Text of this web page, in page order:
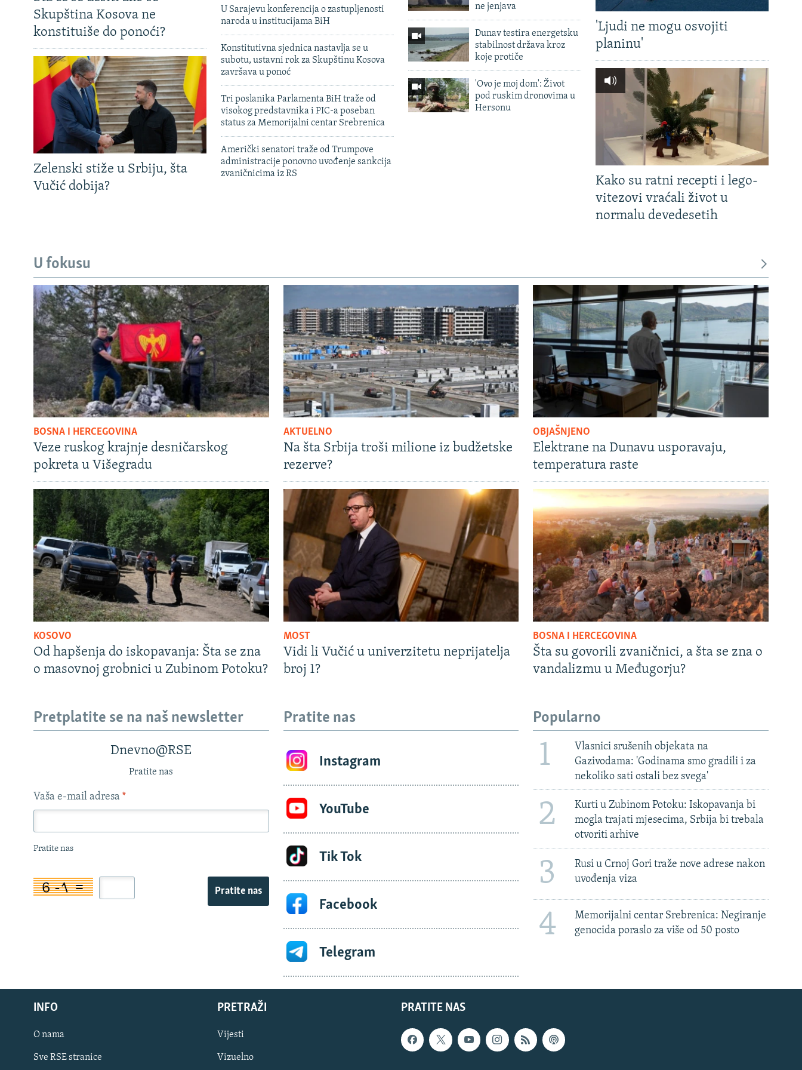
Skupština Kosova ne
konstituiše do ponoći?
Zelenski stiže u Srbiju, šta
Vučić dobija?
U Sarajevu konferencija o zastupljenosti
naroda u institucijama BiH
Konstitutivna sjednica nastavlja se u
subotu, ustavni rok za Skupštinu Kosova
završava u ponoć
Tri poslanika Parlamenta BiH traže od
visokog predstavnika i PIC-a poseban
status za Memorijalni centar Srebrenica
Američki senatori traže od Trumpove
administracije ponovno uvođenje sankcija
zvaničnicima iz RS
ne jenjava
Dunav testira energetsku
stabilnost država kroz
koje protiče
'Ovo je moj dom': Život
pod ruskim dronovima u
Hersonu
'Ljudi ne mogu osvojiti
planinu'
Kako su ratni recepti i lego-
vitezovi vraćali život u
normalu devedesetih
U fokusu
BOSNA I HERCEGOVINA
Veze ruskog krajnje desničarskog
pokreta u Višegradu
AKTUELNO
Na šta Srbija troši milione iz budžetske
rezerve?
OBJAŠNJENO
Elektrane na Dunavu usporavaju,
temperatura raste
KOSOVO
Od hapšenja do iskopavanja: Šta se zna
o masovnoj grobnici u Zubinom Potoku?
MOST
Vidi li Vučić u univerzitetu neprijatelja
broj 1?
BOSNA I HERCEGOVINA
Šta su govorili zvaničnici, a šta se zna o
vandalizmu u Međugorju?
Pretplatite se na naš newsletter
Dnevno@RSE
Pratite nas
Vaša e-mail adresa *
Pratite nas
Pratite nas
Pratite nas
Instagram
YouTube
Tik Tok
Facebook
Telegram
Popularno
1
Vlasnici srušenih objekata na
Gazivodama: 'Godinama smo gradili i za
nekoliko sati ostali bez svega'
2
Kurti u Zubinom Potoku: Iskopavanja bi
mogla trajati mjesecima, Srbija bi trebala
otvoriti arhive
3
Rusi u Crnoj Gori traže nove adrese nakon
uvođenja viza
4
Memorijalni centar Srebrenica: Negiranje
genocida poraslo za više od 50 posto
PRATITE NAS
INFO
O nama
Sve RSE stranice
PRETRAŽI
Vijesti
Vizuelno